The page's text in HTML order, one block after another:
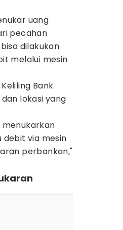
uang
pecahan
dilakukan
melalui mesin
Bank
lokasi yang
debit via mesin
perbankan,"